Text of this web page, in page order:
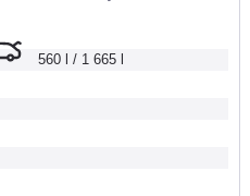
560 l / 1 665 l